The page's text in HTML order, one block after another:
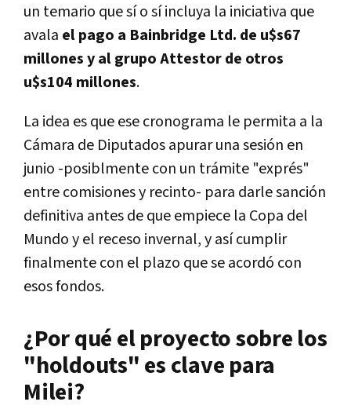
un temario que sí o sí incluya la iniciativa que
avala el pago a Bainbridge Ltd. de u$s67
millones y al grupo Attestor de otros
u$s104 millones.
La idea es que ese cronograma le permita a la
Cámara de Diputados apurar una sesión en
junio -posiblmente con un trámite "exprés"
entre comisiones y recinto- para darle sanción
definitiva antes de que empiece la Copa del
Mundo y el receso invernal, y así cumplir
finalmente con el plazo que se acordó con
esos fondos.
¿Por qué el proyecto sobre los
"holdouts" es clave para
Milei?